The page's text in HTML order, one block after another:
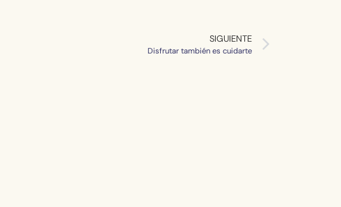
SIGUIENTE
Disfrutar también es cuidarte